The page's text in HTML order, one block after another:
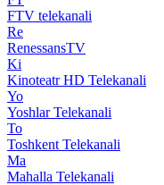
FTV telekanali
Re
RenessansTV
Ki
Kinoteatr HD Telekanali
Yo
Yoshlar Telekanali
To
Toshkent Telekanali
Ma
Mahalla Telekanali